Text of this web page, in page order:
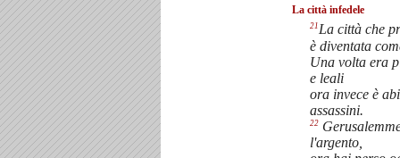
La città infedele
21La città che
è diventata
Una volta era
e leali
ora invece è
assassini.
22
l'argento,